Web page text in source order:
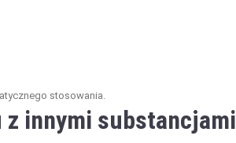
stosowania.
z innymi substancjami